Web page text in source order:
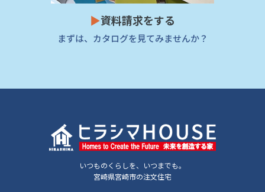
▶資料請求をする
まずは、カタログを見てみませんか？
いつものくらしを、いつまでも。
宮崎県宮崎市の注文住宅